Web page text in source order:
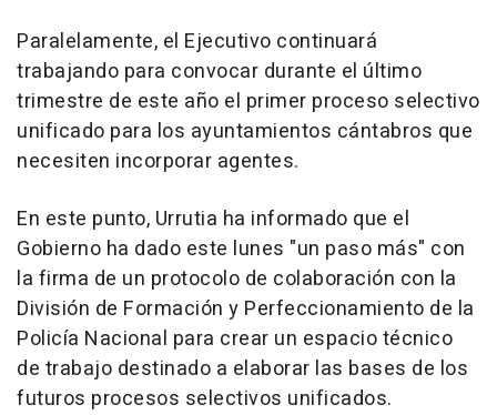
Paralelamente, el Ejecutivo continuará
trabajando para convocar durante el último
trimestre de este año el primer proceso selectivo
unificado para los ayuntamientos cántabros que
necesiten incorporar agentes.
En este punto, Urrutia ha informado que el
Gobierno ha dado este lunes "un paso más" con
la firma de un protocolo de colaboración con la
División de Formación y Perfeccionamiento de la
Policía Nacional para crear un espacio técnico
de trabajo destinado a elaborar las bases de los
futuros procesos selectivos unificados.